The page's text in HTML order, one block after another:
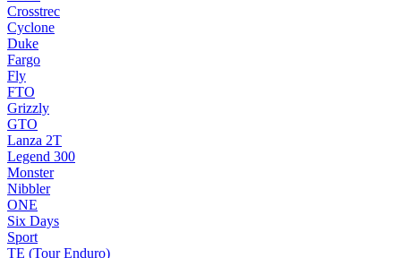
Crosstrec
Cyclone
Duke
Fargo
Fly
FTO
Grizzly
GTO
Lanza 2T
Legend 300
Monster
Nibbler
ONE
Six Days
Sport
TE (Tour Enduro)